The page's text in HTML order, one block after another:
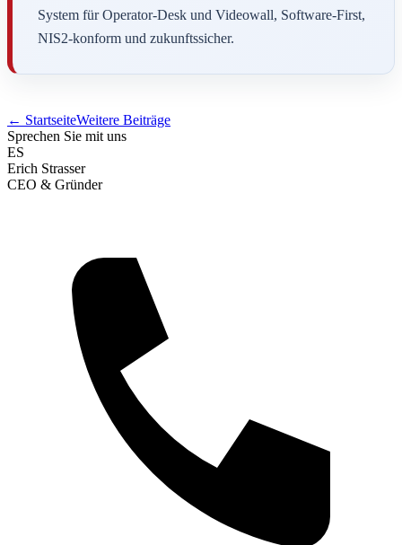
System für Operator-Desk und Videowall, Software-First,
NIS2-konform und zukunftssicher.
← StartseiteWeitere Beiträge
Sprechen Sie mit uns
ES
Erich Strasser
CEO & Gründer